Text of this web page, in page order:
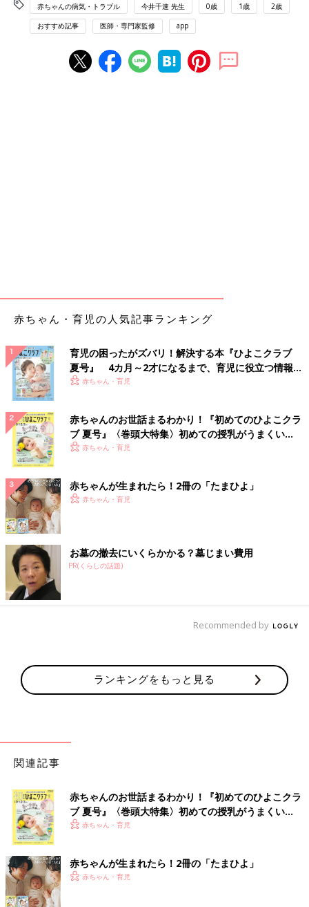
赤ちゃんの病気・トラブル 今井千速 先生 0歳 1歳 2歳
おすすめ記事 医師・専門家監修 app
赤ちゃん・育児の人気記事ランキング
育児の困ったがズバリ！解決する本『ひよこクラブ
夏号』 4カ月～2才になるまで、育児に役立つ情報が
いっぱい！
赤ちゃん・育児
赤ちゃんのお世話まるわかり！『初めてのひよこクラ
ブ 夏号』〈巻頭大特集〉初めての授乳がうまくい
く！ おっぱい・ミルクの基本と夏のトラブル 解決テ
赤ちゃん・育児
赤ちゃんが生まれたら！2冊の「たまひよ」
赤ちゃん・育児
お墓の撤去にいくらかかる？墓じまい費用
PR(くらしの話題)
Recommended by
ランキングをもっと見る
関連記事
赤ちゃんのお世話まるわかり！『初めてのひよこクラ
ブ 夏号』〈巻頭大特集〉初めての授乳がうまくい
く！ おっぱい・ミルクの基本と夏のトラブル 解決テ
赤ちゃん・育児
赤ちゃんが生まれたら！2冊の「たまひよ」
赤ちゃん・育児